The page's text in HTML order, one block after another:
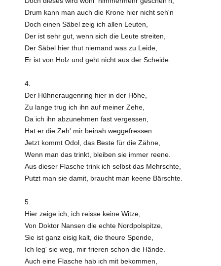
Drum kann man auch die Krone hier nicht seh'n
Doch einen Säbel zeig ich allen Leuten,
Der ist sehr gut, wenn sich die Leute streiten,
Der Säbel hier thut niemand was zu Leide,
Er ist von Holz und geht nicht aus der Scheide.
4.
Der Hühneraugenring hier in der Höhe,
Zu lange trug ich ihn auf meiner Zehe,
Da ich ihn abzunehmen fast vergessen,
Hat er die Zeh' mir beinah weggefressen.
Jetzt kommt Odol, das Beste für die Zähne,
Wenn man das trinkt, bleiben sie immer reene.
Aus dieser Flasche trink ich selbst das Mehrschte,
Putzt man sie damit, braucht man keene Bärschte.
5.
Hier zeige ich, ich reisse keine Witze,
Von Doktor Nansen die echte Nordpolspitze,
Sie ist ganz eisig kalt, die theure Spende,
Ich leg' sie weg, mir frieren schon die Hände.
Auch eine Flasche hab ich mit bekommen,